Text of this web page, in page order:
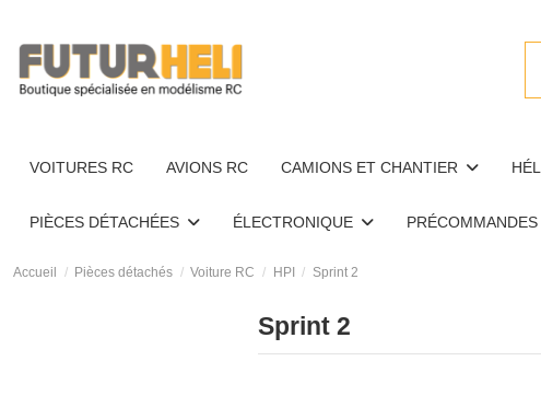
VOITURES RC AVIONS RC CAMIONS ET CHANTIER
PIÈCES DÉTACHÉES ÉLECTRONIQUE
Accueil Pièces détachés Voiture RC HPI Sprint 2
Sprint 2